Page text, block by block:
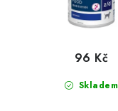
Skladem
96 Kč